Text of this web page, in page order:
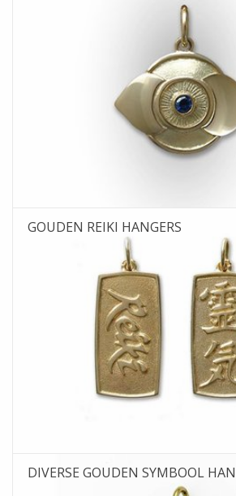
GOUDEN REIKI HANGERS
DIVERSE GOUDEN SYMBOOL